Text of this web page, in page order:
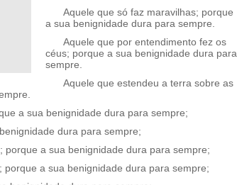
Aquele que só faz maravilhas; porque
a sua benignidade dura para sempre.
Aquele que por entendimento fez os
céus; porque a sua benignidade dura para
sempre.
Aquele que estendeu a terra sobre as
a sua benignidade dura para sempre;
dura para sempre;
a sua benignidade dura para sempre;
a sua benignidade dura para sempre;